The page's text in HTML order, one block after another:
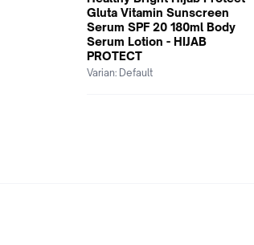
Gluta Vitamin Sunscreen
Serum SPF 20 180ml Body
Serum Lotion - HIJAB
PROTECT
Varian: Default